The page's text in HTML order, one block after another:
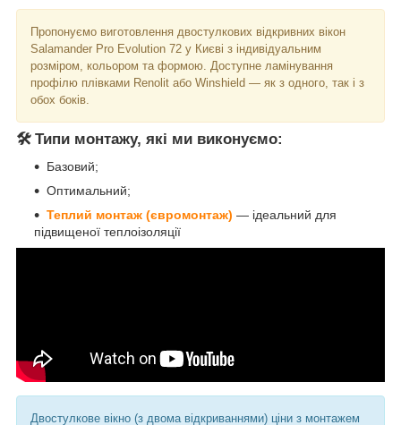
Пропонуємо виготовлення двостулкових відкривних вікон
Salamander Pro Evolution 72 у Києві з індивідуальним
розміром, кольором та формою. Доступне ламінування
профілю плівками Renolit або Winshield — як з одного, так і з
обох боків.
🛠️ Типи монтажу, які ми виконуємо:
Базовий;
Оптимальний;
Теплий монтаж (євромонтаж) — ідеальний для
підвищеної теплоізоляції
Двостулкове вікно (з двома відкриваннями) ціни з монтажем